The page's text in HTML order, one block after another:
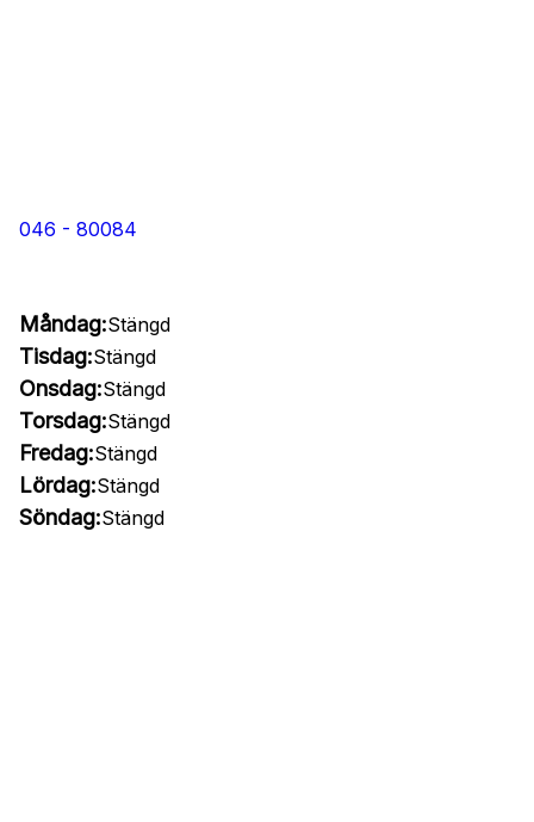
046 - 80084
Måndag:Stängd
Tisdag:Stängd
Onsdag:Stängd
Torsdag:Stängd
Fredag:Stängd
Lördag:Stängd
Söndag:Stängd